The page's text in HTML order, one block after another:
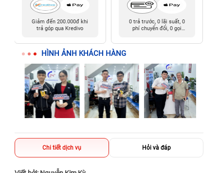
Giảm đến 200.000đ khi
trả góp qua Kredivo
0 trả trước, 0 lãi suất, 0
phí chuyển đổi, 0 gọi
HÌNH ẢNH KHÁCH HÀNG
Chi tiết dịch vụ Hỏi và đáp